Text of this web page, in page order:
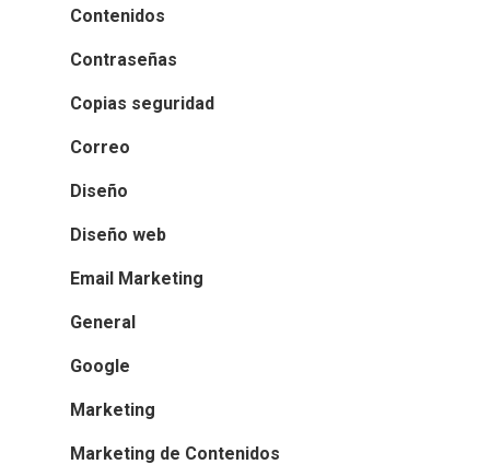
Contenidos
Contraseñas
Copias seguridad
Correo
Diseño
Diseño web
Email Marketing
General
Google
Marketing
Marketing de Contenidos